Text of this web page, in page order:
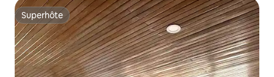
Superhôte
Superhôte